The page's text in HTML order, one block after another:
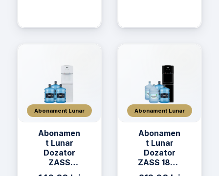
Abonament Lunar
Abonamen
t Lunar
Dozator
ZASS
17CNS + 3
Abonament Lunar
Abonamen
t Lunar
Dozator
ZASS 18CR
+ 2 x Apă